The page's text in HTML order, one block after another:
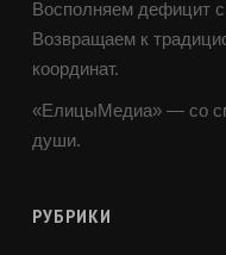
Восполняем дефицит
Возвращаем к
координат.
«ЕлицыМедиа» — со
души.
РУБРИКИ